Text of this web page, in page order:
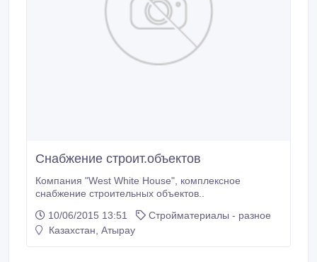
Снабжение строит.объектов
Компания "West White House", комплексное
снабжение строительных объектов..
10/06/2015 13:51
Стройматериалы - разное
Казахстан, Атырау